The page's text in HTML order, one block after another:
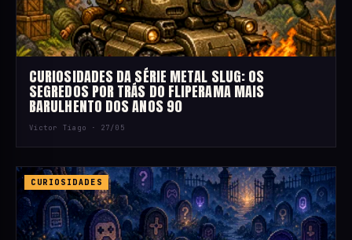
CURIOSIDADES DA SÉRIE METAL SLUG: OS
SEGREDOS POR TRÁS DO FLIPERAMA MAIS
BARULHENTO DOS ANOS 90
Victor Tiago · 27/05
CURIOSIDADES